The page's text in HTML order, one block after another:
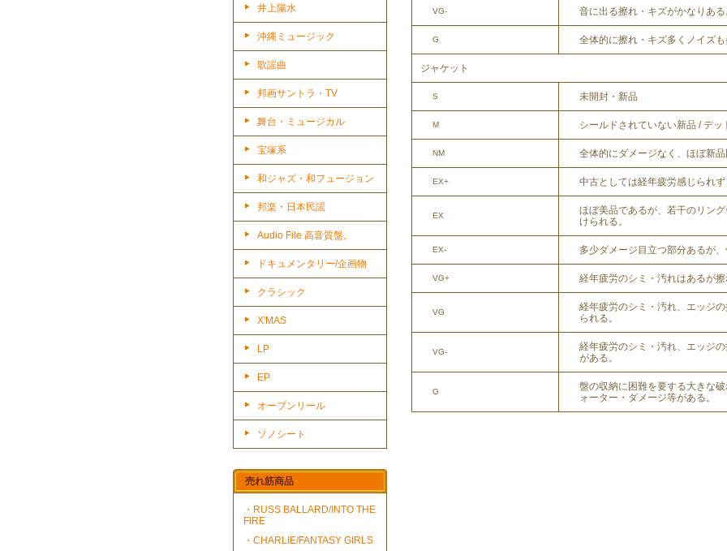
井上陽水
沖縄ミュージック
歌謡曲
邦画サントラ・TV
舞台・ミュージカル
宝塚系
和ジャズ・和フュージョン
邦楽・日本民謡
Audio File 高音質盤。
ドキュメンタリー/企画物
クラシック
X'MAS
LP
EP
オープンリール
ソノシート
売れ筋商品
・RUSS BALLARD/INTO THE
FIRE
・CHARLIE/FANTASY GIRLS
VG- 音に出る擦れ・キズがかなりある
G 全体的に擦れ・キズ多くノイズも
ジャケット
S 未開封・新品
M シールドされていない新品 / デッ
NM 全体的にダメージなく、ほぼ新品
EX+ 中古としては経年疲労感じられず
EX
ほぼ美品であるが、若干のリン
けられる。
EX- 多少ダメージ目立つ部分あるが、
VG+ 経年疲労のシミ・汚れはあるが擦
VG
経年疲労のシミ・汚れ、エッジ
られる。
VG-
経年疲労のシミ・汚れ、エッジ
がある。
G
盤の収納に困難を要する大きな
ォーター・ダメージ等がある。